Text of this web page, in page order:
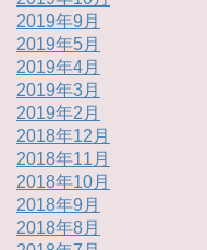
2019年9月
2019年5月
2019年4月
2019年3月
2019年2月
2018年12月
2018年11月
2018年10月
2018年9月
2018年8月